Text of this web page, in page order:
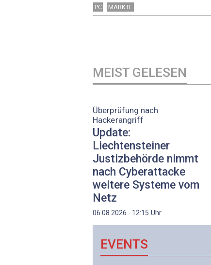
PC MÄRKTE
MEIST GELESEN
Überprüfung nach
Hackerangriff
Update:
Liechtensteiner
Justizbehörde nimmt
nach Cyberattacke
weitere Systeme vom
Netz
06.08.2026 - 12:15 Uhr
EVENTS